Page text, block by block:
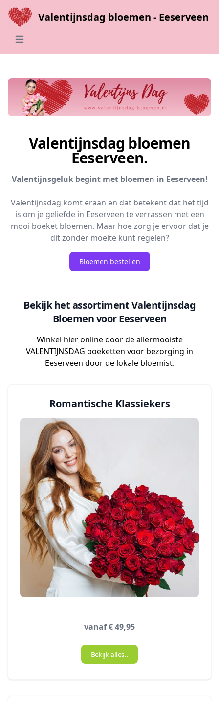
Valentijnsdag bloemen - Eeserveen
Open main menu
Valentijnsdag bloemen
Eeserveen.
Valentijnsgeluk begint met bloemen in Eeserveen!
Valentijnsdag komt eraan en dat betekent dat het tijd
is om je geliefde in Eeserveen te verrassen met een
mooi boeket bloemen. Maar hoe zorg je ervoor dat je
dit zonder moeite kunt regelen?
Bloemen bestellen
Bekijk het assortiment Valentijnsdag
Bloemen voor Eeserveen
Winkel hier online door de allermooiste
VALENTIJNSDAG boeketten voor bezorging in
Eeserveen door de lokale bloemist.
Romantische Klassiekers
vanaf € 49,95
Bekijk alles..